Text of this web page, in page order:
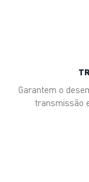
Garantem o
transmissão